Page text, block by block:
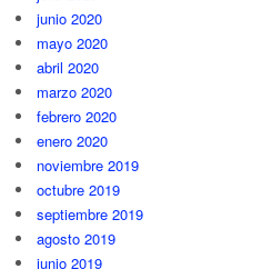
junio 2020
mayo 2020
abril 2020
marzo 2020
febrero 2020
enero 2020
noviembre 2019
octubre 2019
septiembre 2019
agosto 2019
junio 2019